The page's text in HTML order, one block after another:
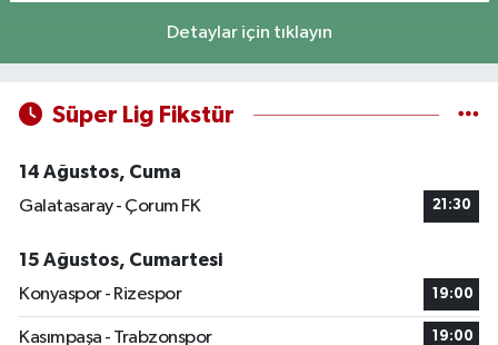
Detaylar için tıklayın
Süper Lig Fikstür
14 Ağustos, Cuma
Galatasaray - Çorum FK
21:30
15 Ağustos, Cumartesi
Konyaspor - Rizespor
19:00
Kasımpaşa - Trabzonspor 19:00